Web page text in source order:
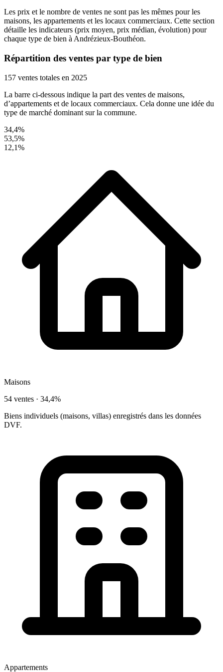
Les prix et le nombre de ventes ne sont pas les mêmes pour les
maisons, les appartements et les locaux commerciaux. Cette section
détaille les indicateurs (prix moyen, prix médian, évolution) pour
chaque type de bien à Andrézieux-Bouthéon.
Répartition des ventes par type de bien
157 ventes totales en 2025
La barre ci-dessous indique la part des ventes de maisons,
d’appartements et de locaux commerciaux. Cela donne une idée du
type de marché dominant sur la commune.
34,4%
53,5%
12,1%
Maisons
54 ventes · 34,4%
Biens individuels (maisons, villas) enregistrés dans les données
DVF.
Appartements